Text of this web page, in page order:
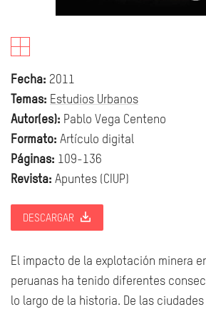
Fecha: 2011
Temas: Estudios Urbanos
Autor(es): Pablo Vega Centeno
Formato: Artículo digital
Páginas: 109-136
Revista: Apuntes (CIUP)
DESCARGAR
El impacto de la explotación minera
peruanas ha tenido diferentes
lo largo de la historia. De las